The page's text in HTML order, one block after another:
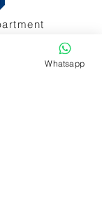
License
Whatsapp